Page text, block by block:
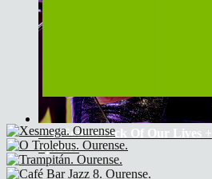
The Soundtrack Of Our Lives +
Spiders